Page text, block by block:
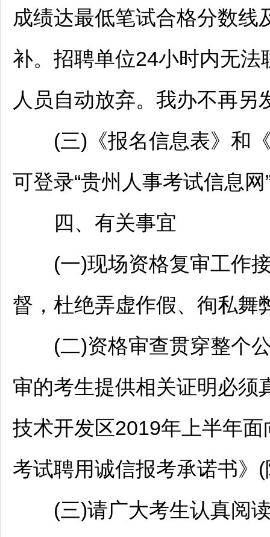
成绩达最低笔试合格分数线
补。 招聘单位24小时内无法
人员自动放弃。我办不再另
(三)《报名信息表》和《
可登录“贵州人事考试信息
四、有关事宜
(一)现场资格复审工作接
督，杜绝弄虚作假、徇私舞
(二)资格审查贯穿整个
审的考生提供相关证明必须
技术开发区2019年上半年面
考试聘用诚信报考承诺书》
(三)请广大考生认真阅